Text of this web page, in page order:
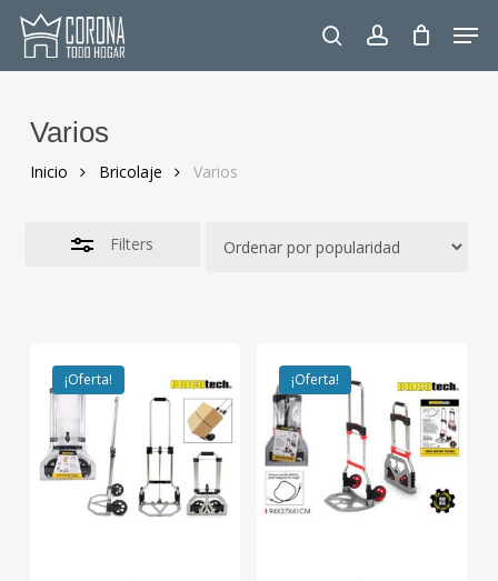
Skip
main
searchaccount
Varios
Inicio Bricolaje Varios
Filters
¡Oferta! ¡Oferta!
Close
Filters